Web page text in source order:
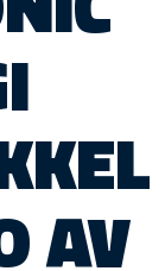
AV